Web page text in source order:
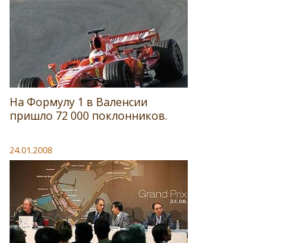
На Формулу 1 в Валенсии
пришло 72 000 поклонников.
24.01.2008